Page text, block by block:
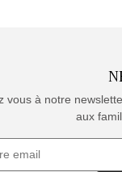
vous à notre
aux